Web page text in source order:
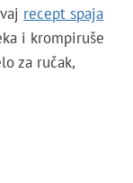
recept spaja
i krompiruše
za ručak,